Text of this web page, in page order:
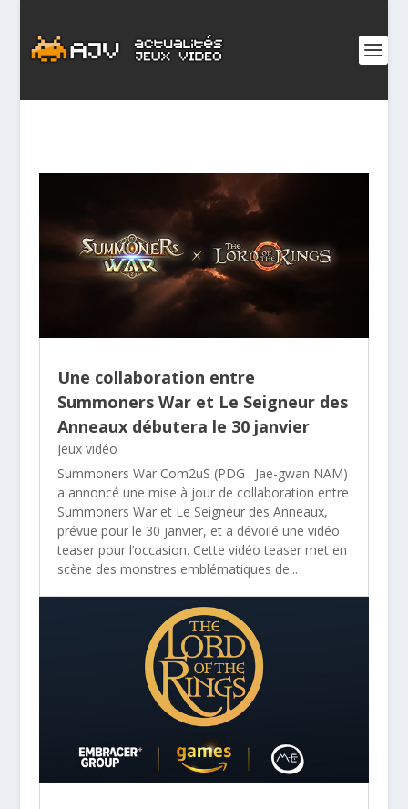
Une collaboration entre
Summoners War et Le Seigneur des
Anneaux débutera le 30 janvier
Jeux vidéo
Summoners War Com2uS (PDG : Jae-gwan NAM)
a annoncé une mise à jour de collaboration entre
Summoners War et Le Seigneur des Anneaux,
prévue pour le 30 janvier, et a dévoilé une vidéo
teaser pour l’occasion. Cette vidéo teaser met en
scène des monstres emblématiques de...